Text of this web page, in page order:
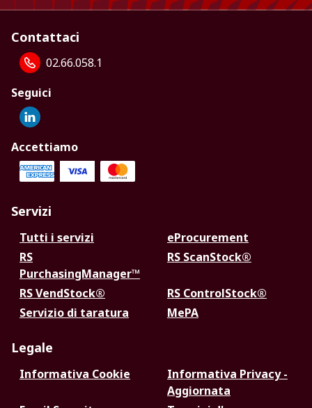
Contattaci
02.66.058.1
Seguici
Accettiamo
Servizi
Tutti i servizi
eProcurement
RS
PurchasingManager™
RS ScanStock®
RS VendStock®
RS ControlStock®
Servizio di taratura
MePA
Legale
Informativa Cookie
Informativa Privacy -
Aggiornata